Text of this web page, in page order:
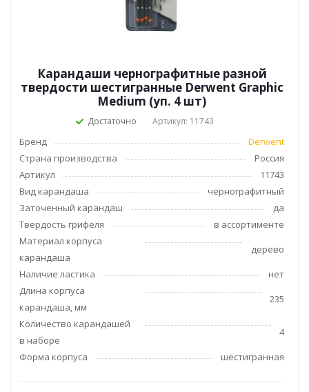
Карандаши чернографитные разной
твердости шестигранные Derwent Graphic
Medium (уп. 4 шт)
Достаточно Артикул: 11743
Бренд
Derwent
Страна производства
Россия
Артикул
11743
Вид карандаша
чернографитный
Заточенный карандаш
да
Твердость грифеля
в ассортименте
Материал корпуса
карандаша
дерево
Наличие ластика
нет
Длина корпуса
карандаша, мм
235
Количество карандашей
в наборе
4
Форма корпуса
шестигранная